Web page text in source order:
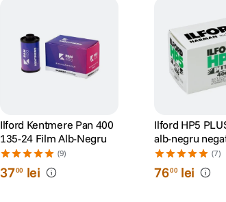
Ilford Kentmere Pan 400
135-24 Film Alb-Negru
(9)
3700 lei
Ilford HP5
alb-negru
(ISO 400, 135-(7)
7600 lei